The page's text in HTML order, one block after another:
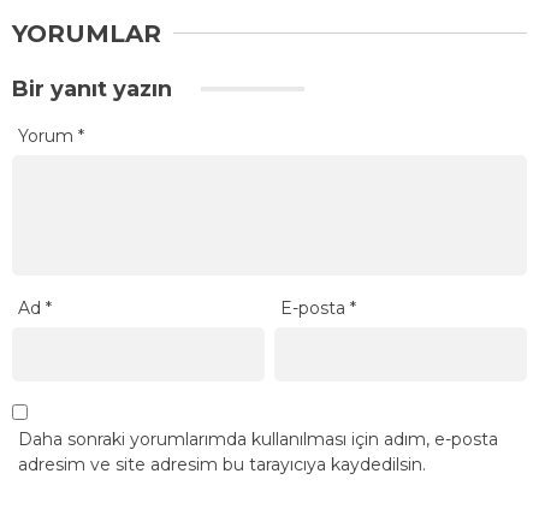
YORUMLAR
Bir yanıt yazın
Yorum *
Ad * E-posta*
Daha sonraki yorumlarımda kullanılması için adım, e-posta
adresim ve site adresim bu tarayıcıya kaydedilsin.